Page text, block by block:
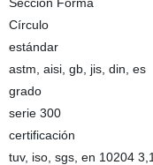
Círculo
estándar
astm, aisi, gb, jis, din, es
grado
serie 300
certificación
tuv, iso, sgs, en 10204 3,1